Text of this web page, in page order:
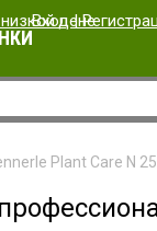
Вход|
Plant Care N